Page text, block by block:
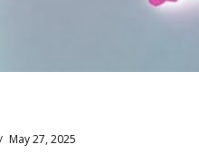
May 27, 2025